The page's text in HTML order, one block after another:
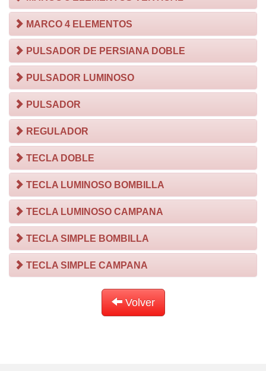
MARCO 4 ELEMENTOS
PULSADOR DE PERSIANA DOBLE
PULSADOR LUMINOSO
PULSADOR
REGULADOR
TECLA DOBLE
TECLA LUMINOSO BOMBILLA
TECLA LUMINOSO CAMPANA
TECLA SIMPLE BOMBILLA
TECLA SIMPLE CAMPANA
Volver